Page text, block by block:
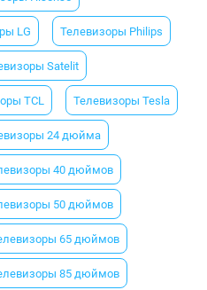
LG Телевизоры Philips
Satelit
TCL Телевизоры Tesla
24 дюйма
40 дюймов
50 дюймов
65 дюймов
85 дюймов